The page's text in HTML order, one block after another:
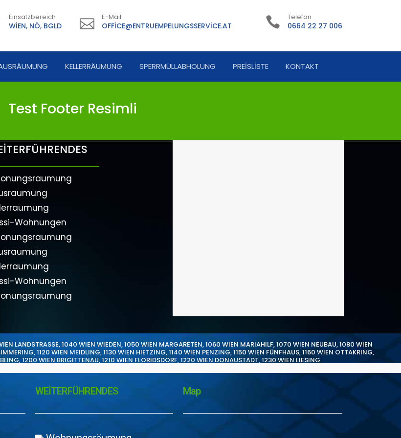
Einsatzbereich
WIEN, NÖ, BGLD
E-Mail
OFFICE@ENTRUEMPELUNGSSERVICE.AT
Telefon
0664 22 27 006
KELLERRÄUMUNG SPERRMÜLLABHOLUNG PREISLISTE KONTAKT
Test Footer Resimli
Wohnungen
Wohnungen
LANDSTRASSE,1040 WIEN WIEDEN,1050 WIEN MARGARETEN,1060 WIEN MARIAHILF,1070 WIEN NEUBAU,1080 WIEN
,1120 WIEN MEIDLING,1130 WIEN HIETZING,1140 WIEN PENZING,1150 WIEN FÜNFHAUS,1160 WIEN OTTAKRING,
,1200 WIEN BRIGITTENAU,1210 WIEN FLORIDSDORF,1220 WIEN DONAUSTADT,1230 WIEN LIESING
WEİTERFÜHRENDES Map